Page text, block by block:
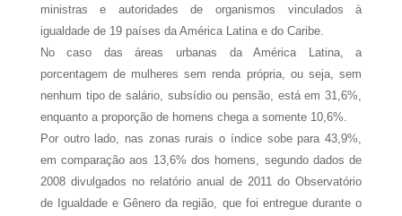
ministras e autoridades de organismos vinculados à
igualdade de 19 países da América Latina e do Caribe.
No caso das áreas urbanas da América Latina, a
porcentagem de mulheres sem renda própria, ou seja, sem
nenhum tipo de salário, subsídio ou pensão, está em 31,6%,
enquanto a proporção de homens chega a somente 10,6%.
Por outro lado, nas zonas rurais o índice sobe para 43,9%,
em comparação aos 13,6% dos homens, segundo dados de
2008 divulgados no relatório anual de 2011 do Observatório
de Igualdade e Gênero da região, que foi entregue durante o